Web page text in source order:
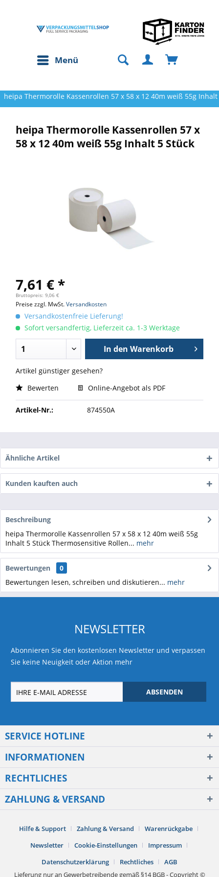
Menü
heipa Thermorolle Kassenrollen 57 x 58 x 12 40m weiß 55g Inhalt
heipa Thermorolle Kassenrollen 57 x
58 x 12 40m weiß 55g Inhalt 5 Stück
7,61 € *
Bruttopreis: 9,06 €
Preise zzgl. MwSt.Versandkosten
Versandkostenfreie Lieferung!
Sofort versandfertig, Lieferzeit ca. 1-3 Werktage
In den Warenkorb
Artikel günstiger gesehen?
Bewerten
Online-Angebot als PDF
Artikel-Nr.: 874550A
Ähnliche Artikel
Kunden kauften auch
Beschreibung
heipa Thermorolle Kassenrollen 57 x 58 x 12 40m weiß 55g
Inhalt 5 Stück Thermosensitive Rollen... mehr
Bewertungen
0
Bewertungen lesen, schreiben und diskutieren... mehr
NEWSLETTER
Abonnieren Sie den kostenlosen Newsletter und verpassen
Sie keine Neuigkeit oder Aktion mehr
ABSENDEN
SERVICE HOTLINE
INFORMATIONEN
RECHTLICHES
ZAHLUNG & VERSAND
Hilfe & Support Zahlung & Versand
Warenrückgabe
Newsletter
Cookie-Einstellungen
Impressum
Datenschutzerklärung
Rechtliches
AGB
Lieferung nur an Gewerbetreibende gemäß §14 BGB - Copyright ©